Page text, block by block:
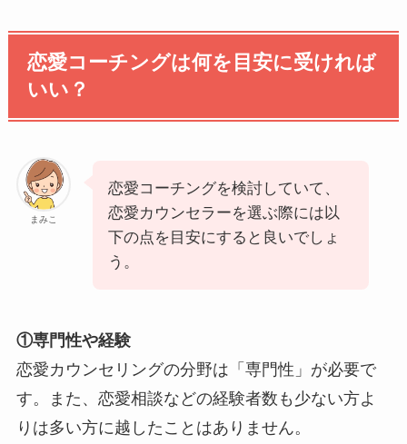
恋愛コーチングは何を目安に受ければ
いい？
まみこ
恋愛コーチングを検討していて、
恋愛カウンセラーを選ぶ際には以
下の点を目安にすると良いでしょ
う。
①専門性や経験
恋愛カウンセリングの分野は「専門性」が必要で
す。また、恋愛相談などの経験者数も少ない方よ
りは多い方に越したことはありません。